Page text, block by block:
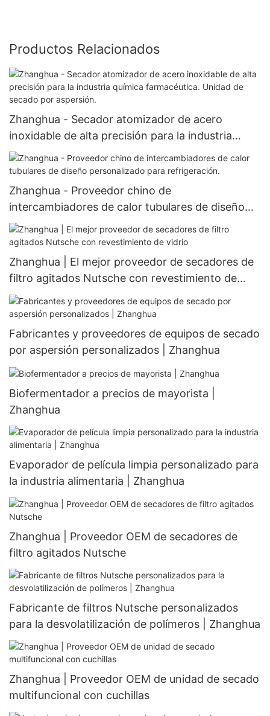
Productos Relacionados
Zhanghua - Secador atomizador de acero
inoxidable de alta precisión para la industria
química farmacéutica. Unidad de secado por
aspersión.
Zhanghua - Proveedor chino de
intercambiadores de calor tubulares de diseño
personalizado para refrigeración.
Zhanghua | El mejor proveedor de secadores de
filtro agitados Nutsche con revestimiento de
vidrio
Fabricantes y proveedores de equipos de secado
por aspersión personalizados | Zhanghua
Biofermentador a precios de mayorista |
Zhanghua
Evaporador de película limpia personalizado para
la industria alimentaria | Zhanghua
Zhanghua | Proveedor OEM de secadores de
filtro agitados Nutsche
Fabricante de filtros Nutsche personalizados
para la desvolatilización de polímeros | Zhanghua
Zhanghua | Proveedor OEM de unidad de secado
multifuncional con cuchillas